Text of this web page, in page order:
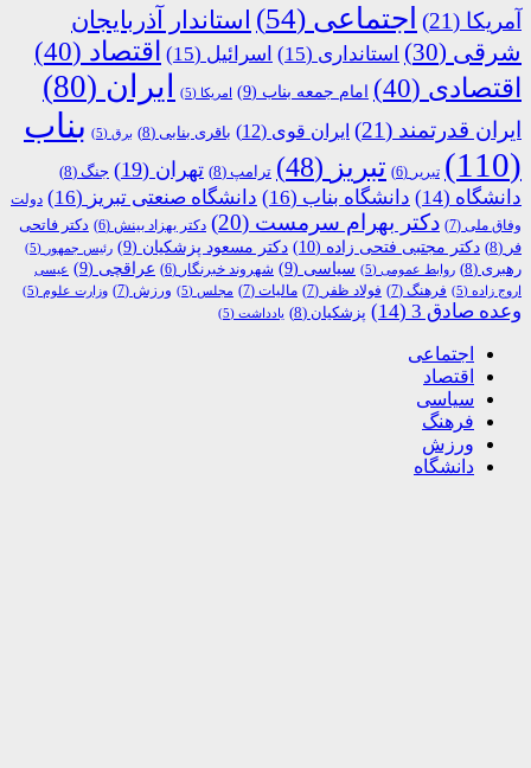
آمریکا (21) اجتماعی (54)
استاندار آذربایجان
شرقی (30) استانداری (15) اسرائیل (15) اقتصاد (40)
اقتصادی (40) امام جمعه بناب (9) امریکا (5) ایران (80)
ایران قدرتمند (21) ایران قوی (12) باقری بنابی (8) برق (5)
بناب
(110)
تبریر (6) تبریز (48) ترامپ (8) تهران (19) جنگ (8)
دانشگاه (14) دانشگاه بناب (16) دانشگاه صنعتی تبریز (16)
دولت
وفاق ملی (7) دکتر بهرام سرمست (20) دکتر بهزاد بینش (6)
دکتر فاتحی
فر (8) دکتر مجتبی فتحی زاده (10) دکتر مسعود پزشکیان (9) رئیس جمهور (5)
رهبری (8) روابط عمومی (5) سیاسی (9) شهروند خبرنگار (6) عراقچی (9)
عیسی
اروج زاده (5) فرهنگ (7) فولاد ظفر (7) مالیات (7) مجلس (5) ورزش (7) وزارت علوم (5)
وعده صادق 3 (14) پزشکیان (8) یادداشت (5)
اجتماعی
اقتصاد
سیاسی
فرهنگ
ورزش
دانشگاه